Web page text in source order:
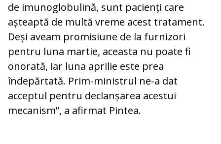
de imunoglobulină, sunt pacienți care
așteaptă de multă vreme acest tratament.
Deși aveam promisiune de la furnizori
pentru luna martie, aceasta nu poate fi
onorată, iar luna aprilie este prea
îndepărtată. Prim-ministrul ne-a dat
acceptul pentru declanșarea acestui
mecanism”, a afirmat Pintea.